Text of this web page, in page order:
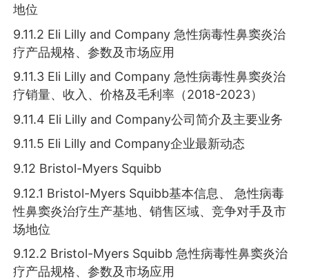
地位
9.11.2 Eli Lilly and Company 急性病毒性鼻窦炎治
疗产品规格、参数及市场应用
9.11.3 Eli Lilly and Company 急性病毒性鼻窦炎治
疗销量、收入、价格及毛利率（2018-2023）
9.11.4 Eli Lilly and Company公司简介及主要业务
9.11.5 Eli Lilly and Company企业最新动态
9.12 Bristol-Myers Squibb
9.12.1 Bristol-Myers Squibb基本信息、 急性病毒
性鼻窦炎治疗生产基地、销售区域、竞争对手及市
场地位
9.12.2 Bristol-Myers Squibb 急性病毒性鼻窦炎治
疗产品规格、参数及市场应用